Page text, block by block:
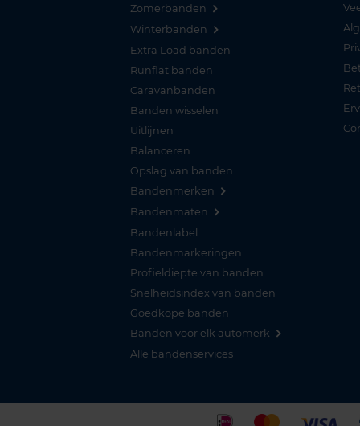
Zomerbanden
Winterbanden
Extra Load banden
Runflat banden
Caravanbanden
Banden wisselen
Uitlijnen
Balanceren
Opslag van banden
Bandenmerken
Bandenmaten
Bandenlabel
Bandenmarkeringen
Profieldiepte van banden
Snelheidsindex van banden
Goedkope banden
Banden voor elk automerk
Alle bandenservices